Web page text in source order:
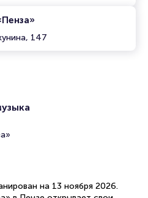
147
на 13 ноября 2026.